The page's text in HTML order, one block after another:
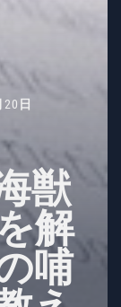
日
獣
解
哺